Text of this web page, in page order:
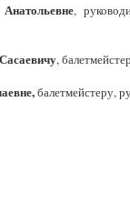
,
,
балетмейстеру,